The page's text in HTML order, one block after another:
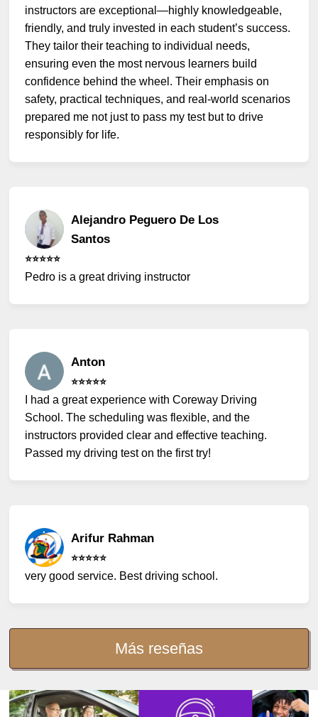
instructors are exceptional—highly knowledgeable,
friendly, and truly invested in each student’s success.
They tailor their teaching to individual needs,
ensuring even the most nervous learners build
confidence behind the wheel. Their emphasis on
safety, practical techniques, and real-world scenarios
prepared me not just to pass my test but to drive
responsibly for life.
Alejandro Peguero De Los
Santos
⭐️⭐️⭐️⭐️⭐️
Pedro is a great driving instructor
Anton
⭐️⭐️⭐️⭐️⭐️
I had a great experience with Coreway Driving
School. The scheduling was flexible, and the
instructors provided clear and effective teaching.
Passed my driving test on the first try!
Arifur Rahman
⭐️⭐️⭐️⭐️⭐️
very good service. Best driving school.
Más reseñas